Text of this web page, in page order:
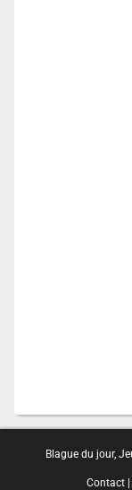
Blague du jour,
Contact